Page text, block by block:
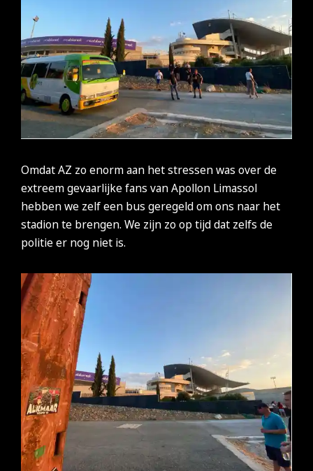
Omdat AZ zo enorm aan het stressen was over de
extreem gevaarlijke fans van Apollon Limassol
hebben we zelf een bus geregeld om ons naar het
stadion te brengen. We zijn zo op tijd dat zelfs de
politie er nog niet is.